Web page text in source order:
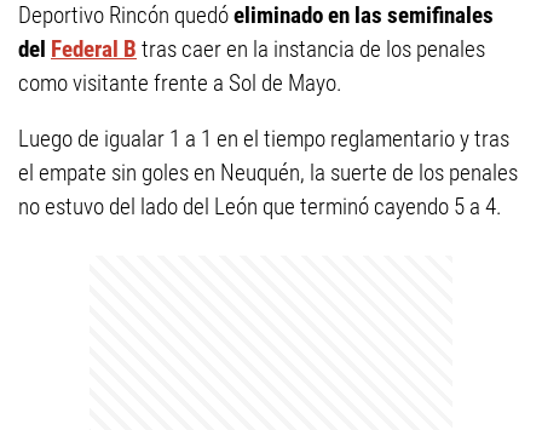
Deportivo Rincón quedóeliminado en las semifinales
del Federal B tras caer en la instancia de los penales
como visitante frente a Sol de Mayo.
Luego de igualar 1 a 1 en el tiempo reglamentario y tras
el empate sin goles en Neuquén, la suerte de los penales
no estuvo del lado del León que terminó cayendo 5 a 4.